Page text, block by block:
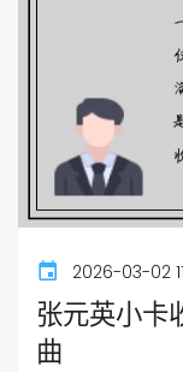
2026-03-02
张元英小卡
曲